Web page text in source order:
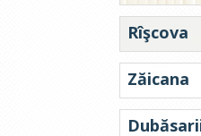
Rîşcova
Zăicana